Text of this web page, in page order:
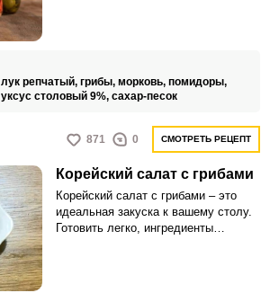
лук репчатый, грибы, морковь, помидоры,
уксус столовый 9%, сахар-песок
871 0 СМОТРЕТЬ РЕЦЕПТ
Корейский салат с грибами
Корейский салат с грибами – это
идеальная закуска к вашему столу.
Готовить легко, ингредиенты